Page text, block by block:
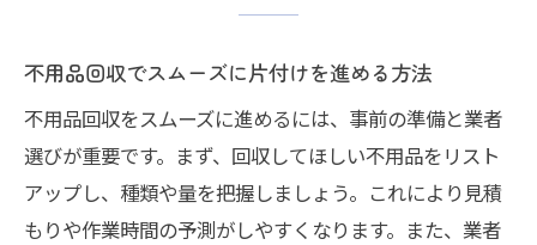
急ぎの引越し時に役立つ不用品回収の活用
法
トラブルを防ぐための不用品回収ポイント
安心して任せられる不用品回収業者の特徴
不用品回収でスムーズに片付けを進める方法
不用品回収をスムーズに進めるには、事前の準備と業者
選びが重要です。まず、回収してほしい不用品をリスト
アップし、種類や量を把握しましょう。これにより見積
もりや作業時間の予測がしやすくなります。また、業者